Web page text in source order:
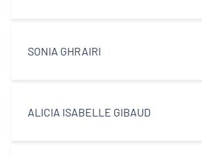
SONIA GHRAIRI
ALICIA ISABELLE GIBAUD